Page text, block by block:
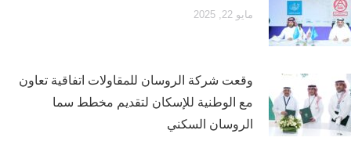
مايو 22, 2025
وقعت شركة الروسان للمقاولات اتفاقية تعاون
مع الوطنية للإسكان لتقديم مخطط سما
الروسان السكني